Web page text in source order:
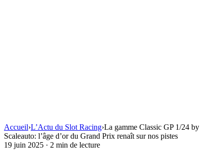
Accueil›L’Actu du Slot Racing›La gamme Classic GP 1/24 by
Scaleauto: l’âge d’or du Grand Prix renaît sur nos pistes
19 juin 2025 · 2 min de lecture